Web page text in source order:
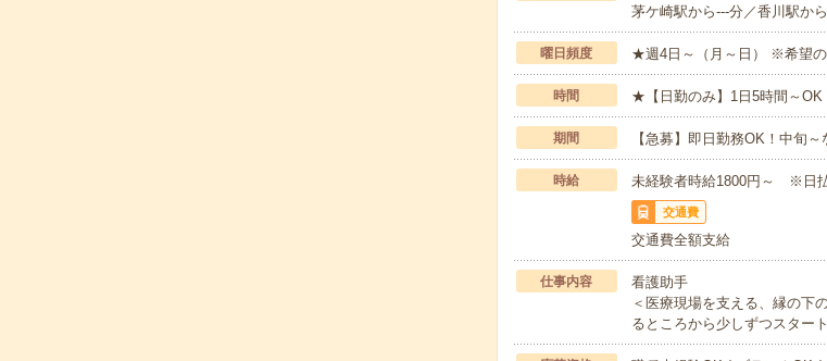
茅ケ崎駅から---分／香川駅か
曜日頻度 ★週4日～（月～日） ※希望の
時間 ★【日勤のみ】1日5時間～
期間 【急募】即日勤務OK！中旬
時給 未経験者時給1800円～ ※日
交通費
交通費全額支給
仕事内容
看護助手
＜医療現場を支える、縁の下
るところから少しずつスター